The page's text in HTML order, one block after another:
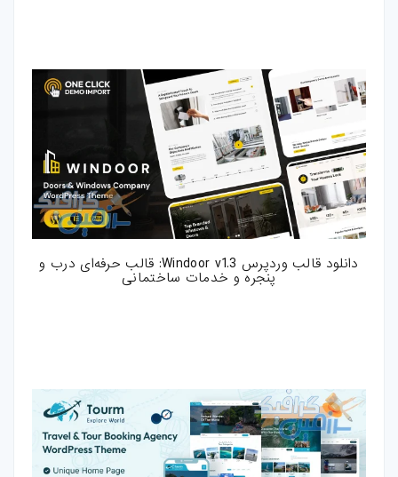
دانلود قالب وردپرس Windoor v1.3: قالب حرفه‌ای درب و
پنجره و خدمات ساختمانی